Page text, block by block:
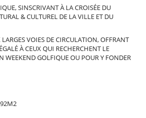
SINSCRIVANT À LA CROISÉE DU
& CULTUREL DE LA VILLE ET DU
VOIES DE CIRCULATION, OFFRANT
À CEUX QUI RECHERCHENT LE
WEEKEND GOLFIQUE OU POUR Y FONDER